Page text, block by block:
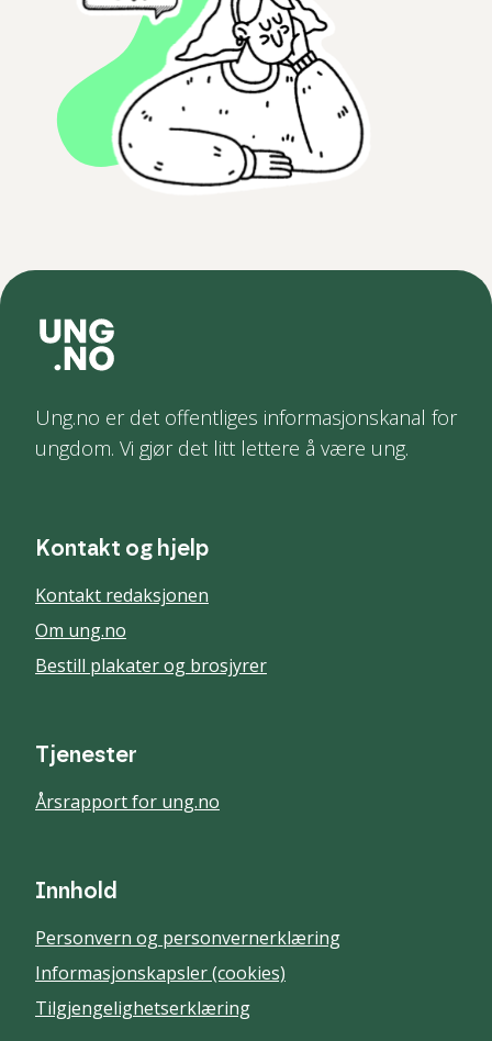
Ung.no er det offentliges informasjonskanal for
ungdom. Vi gjør det litt lettere å være ung.
Kontakt og hjelp
Kontakt redaksjonen
Om ung.no
Bestill plakater og brosjyrer
Tjenester
Årsrapport for ung.no
Innhold
Personvern og personvernerklæring
Informasjonskapsler (cookies)
Tilgjengelighetserklæring